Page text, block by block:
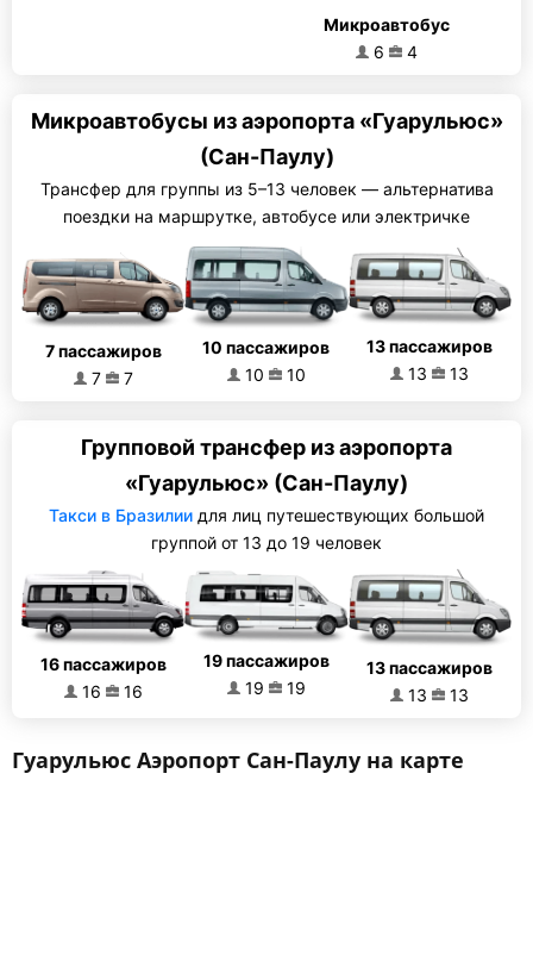
Микроавтобус
6
4
Микроавтобусы из аэропорта «Гуарульюс»
(Сан-Паулу)
Трансфер для группы из 5–13 человек — альтернатива
поездки на маршрутке, автобусе или электричке
7 пассажиров
7
7
10 пассажиров
10
10
13 пассажиров
13
13
Групповой трансфер из аэропорта
«Гуарульюс» (Сан-Паулу)
Такси в Бразилии для лиц путешествующих большой
группой от 13 до 19 человек
16 пассажиров
16
16
19 пассажиров
19
19
13 пассажиров
13
13
Гуарульюс Аэропорт Сан-Паулу на карте